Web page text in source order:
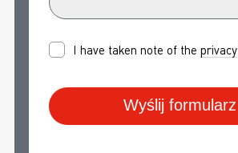
I have taken note of the privacy
Wyślij formularz